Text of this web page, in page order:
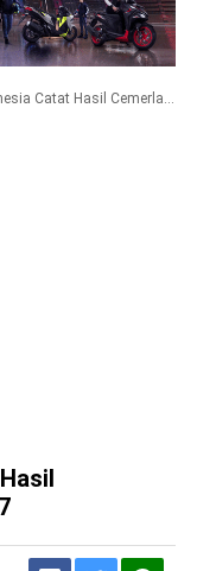
Hasil Cemerlang di Ajang IIMS 2017